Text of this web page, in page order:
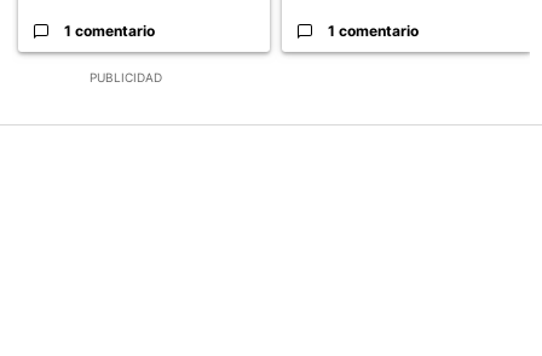
PUBLICIDAD
1 comentario 1 comentario